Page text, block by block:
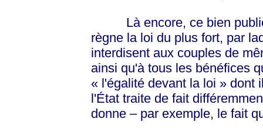
Là encore, ce bien public
règne la loi du plus fort, par
interdisent aux couples de
ainsi qu'à tous les bénéfices
« l'égalité devant la loi » dont
l'État traite de fait
donne – par exemple, le fait